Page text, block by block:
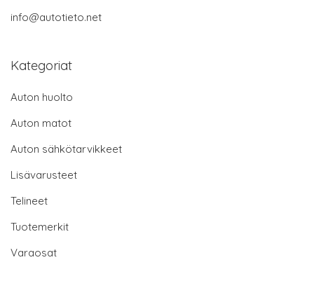
info@autotieto.net
Kategoriat
Auton huolto
Auton matot
Auton sähkötarvikkeet
Lisävarusteet
Telineet
Tuotemerkit
Varaosat